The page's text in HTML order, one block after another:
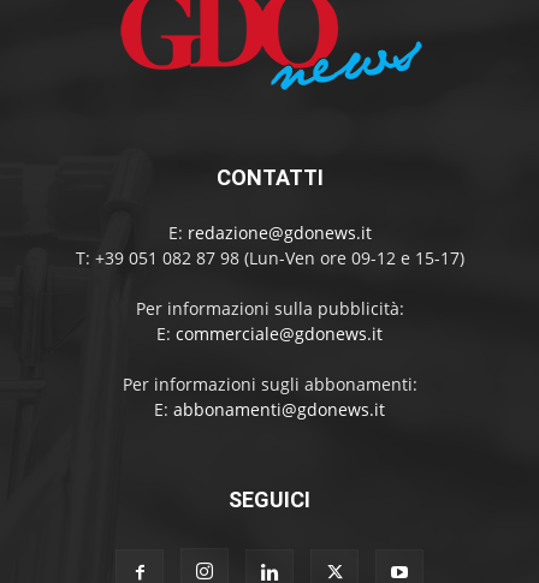
CONTATTI
E: redazione@gdonews.it
T: +39 051 082 87 98 (Lun-Ven ore 09-12 e 15-17)
Per informazioni sulla pubblicità:
E: commerciale@gdonews.it
Per informazioni sugli abbonamenti:
E: abbonamenti@gdonews.it
SEGUICI